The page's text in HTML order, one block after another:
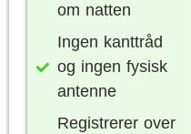
om natten
Ingen kanttråd
og ingen fysisk
antenne
Registrerer over